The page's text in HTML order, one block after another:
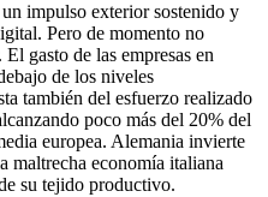
impulso exterior sostenido y
Pero de momento no
gasto de las empresas en
de los niveles
también del esfuerzo realizado
poco más del 20% del
europea. Alemania invierte
maltrecha economía italiana
su tejido productivo.